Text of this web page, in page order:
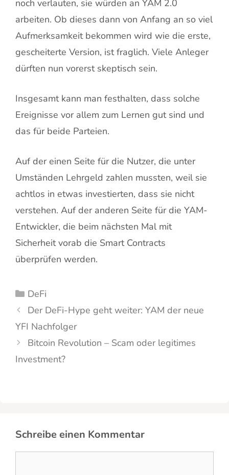
noch verlauten, sie würden an YAM 2.0
arbeiten. Ob dieses dann von Anfang an so viel
Aufmerksamkeit bekommen wird wie die erste,
gescheiterte Version, ist fraglich. Viele Anleger
dürften nun vorerst skeptisch sein.
Insgesamt kann man festhalten, dass solche
Ereignisse vor allem zum Lernen gut sind und
das für beide Parteien.
Auf der einen Seite für die Nutzer, die unter
Umständen Lehrgeld zahlen mussten, weil sie
achtlos in etwas investierten, dass sie nicht
verstehen. Auf der anderen Seite für die YAM-
Entwickler, die beim nächsten Mal mit
Sicherheit vorab die Smart Contracts
überprüfen werden.
Kategorien
DeFi
Der DeFi-Hype geht weiter: YAM der neue
YFI Nachfolger
Bitcoin Revolution – Scam oder legitimes
Investment?
Schreibe einen Kommentar